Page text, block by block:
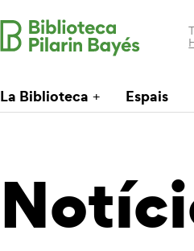
La Biblioteca Espais